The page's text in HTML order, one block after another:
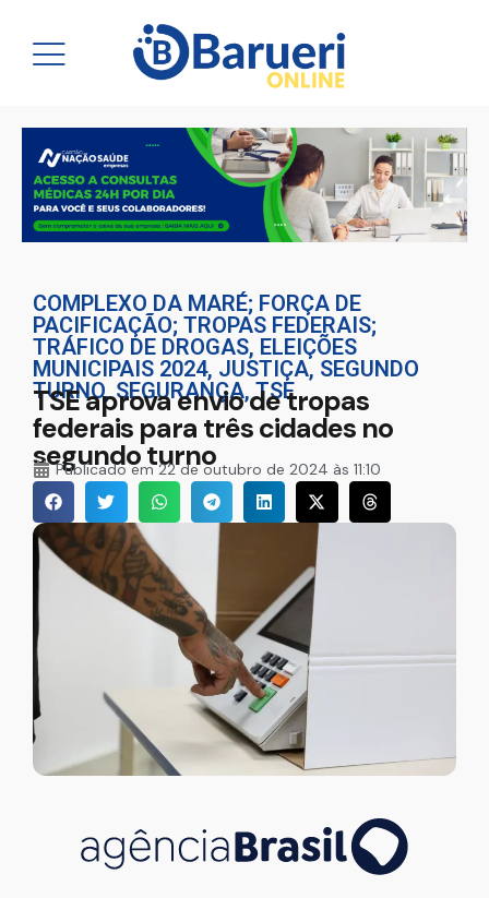
COMPLEXO DA MARÉ; FORÇA DE
PACIFICAÇÃO; TROPAS FEDERAIS;
TRÁFICO DE DROGAS, ELEIÇÕES
MUNICIPAIS 2024, JUSTIÇA, SEGUNDO
TURNO,SEGURANÇA,TSE
TSE aprova envio de tropas
federais para três cidades no
segundo turno
Publicado em22 de outubro de 2024 às 11:10